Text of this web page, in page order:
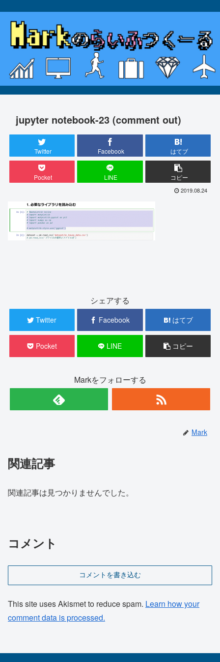
jupyter notebook-23 (comment out)
Twitter Facebook はてブ
Pocket LINE コピー
2019.08.24
シェアする
Twitter Facebook はてブ
Pocket LINE コピー
Markをフォローする
Mark
関連記事
関連記事は見つかりませんでした。
コメント
コメントを書き込む
This site uses Akismet to reduce spam. Learn how your
comment data is processed.